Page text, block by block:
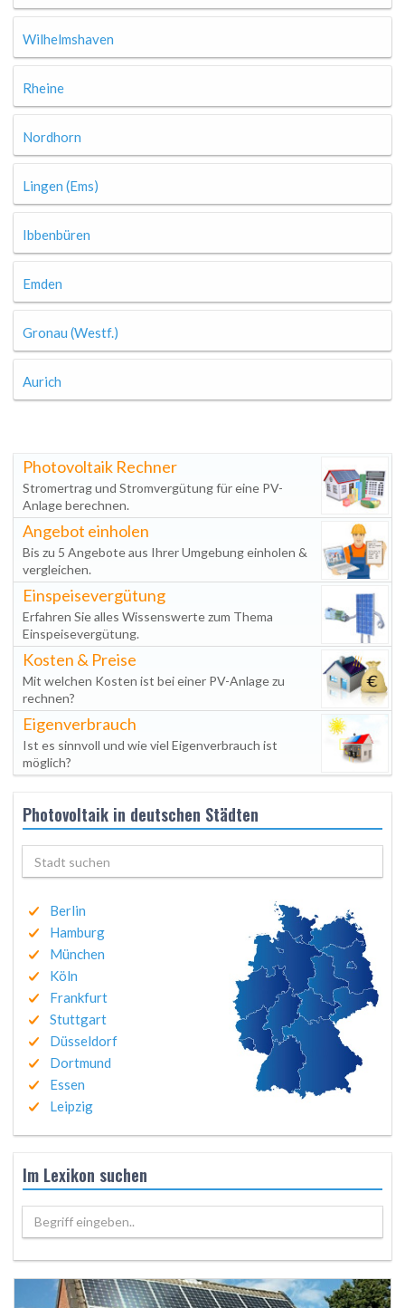
Wilhelmshaven
Rheine
Nordhorn
Lingen (Ems)
Ibbenbüren
Emden
Gronau (Westf.)
Aurich
Photovoltaik Rechner
Stromertrag und Stromvergütung für eine PV-
Anlage berechnen.
Angebot einholen
Bis zu 5 Angebote aus Ihrer Umgebung einholen &
vergleichen.
Einspeisevergütung
Erfahren Sie alles Wissenswerte zum Thema
Einspeisevergütung.
Kosten & Preise
Mit welchen Kosten ist bei einer PV-Anlage zu
rechnen?
Eigenverbrauch
Ist es sinnvoll und wie viel Eigenverbrauch ist
möglich?
Photovoltaik in deutschen Städten
Berlin
Hamburg
München
Köln
Frankfurt
Stuttgart
Düsseldorf
Dortmund
Essen
Leipzig
Im Lexikon suchen
Begriff eingeben..